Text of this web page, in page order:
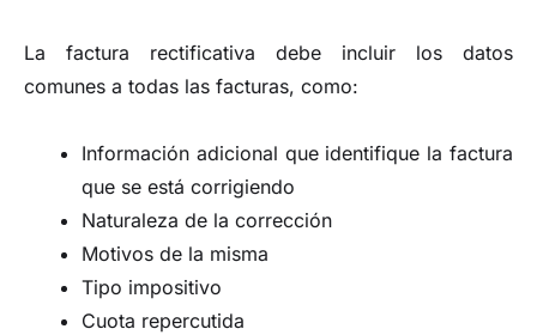
La factura rectificativa debe incluir los datos
comunes a todas las facturas, como:
Información adicional que identifique la factura
que se está corrigiendo
Naturaleza de la corrección
Motivos de la misma
Tipo impositivo
Cuota repercutida